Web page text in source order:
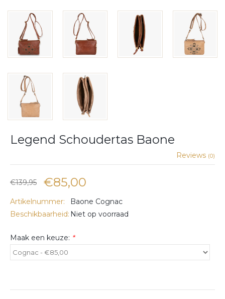
Legend Schoudertas Baone
Reviews (0)
€139,95 €85,00
Artikelnummer:
Baone Cognac
Beschikbaarheid: Niet op voorraad
Maak een keuze: *